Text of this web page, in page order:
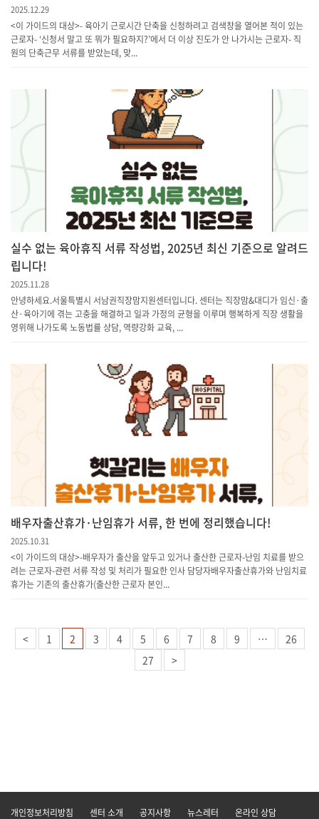
2025.12.29
<이 가이드의 대상> - 육아기 근로시간 단축을 신청하려고 검색창을 열어본 적이 있는
근로자- ‘신청서 말고 또 뭐가 필요하지?’에서 더 이상 진도가 안 나가시는 근로자- 직
원의 단축근무 서류를 받았는데, 맞...
실수 없는 육아휴직 서류 작성법, 2025년 최신 기준으로 알려드
립니다!
2025.11.28
안녕하세요.서울특별시 서남권직장맘지원센터입니다. 센터는 직장맘&대디가 임신·출
산·육아기에 겪는 고충을 해결하고 일과 가정의 균형을 이루며 행복하게 직장 생활을
영위해 나가도록 노동법률 상담, 역량강화 교육, ...
배우자출산휴가·난임휴가 서류, 한 번에 정리했습니다!
2025.10.31
<이 가이드의 대상> -배우자가 출산을 앞두고 있거나 출산한 근로자-난임 치료를 받으
려는 근로자-관련 서류 작성 및 처리가 필요한 인사 담당자 배우자출산휴가와 난임치료
휴가는 기존의 출산휴가(출산한 근로자 본인...
< 1 2 3 4 5 6 7 8 9 …
26
27
>
개인정보처리방침 센터 소개 공지사항 뉴스레터 온라인 상담